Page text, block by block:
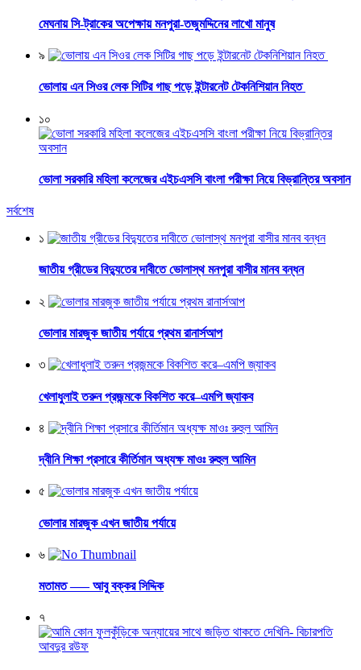
মেঘনায় সি-ট্রাকের অপেক্ষায় মনপুরা-তজুমদ্দিনের লাখো মানুষ
৯
ভোলায় এন সিওর লেক সিটির গাছ পড়ে ইন্টারনেট টেকনিশিয়ান নিহত
১০
ভোলা সরকারি মহিলা কলেজের এইচএসসি বাংলা পরীক্ষা নিয়ে বিভ্রান্তির অবসান
সর্বশেষ
১
জাতীয় গ্রীডের বিদ্যুতের দাবীতে ভোলাস্থ মনপুরা বাসীর মানব বন্ধন
২
ভোলার মারজুক জাতীয় পর্যায়ে প্রথম রানার্সআপ
৩
খেলাধুলাই তরুন প্রজন্মকে বিকশিত করে–এমপি জ্যাকব
৪
দ্বীনি শিক্ষা প্রসারে কীর্তিমান অধ্যক্ষ মাওঃ রুহুল আমিন
৫
ভোলার মারজুক এখন জাতীয় পর্যায়ে
৬
মতামত —– আবু বক্কর সিদ্দিক
৭